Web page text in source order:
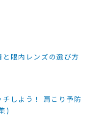
眼内レンズの選び方
しよう！ 肩こり予防
)